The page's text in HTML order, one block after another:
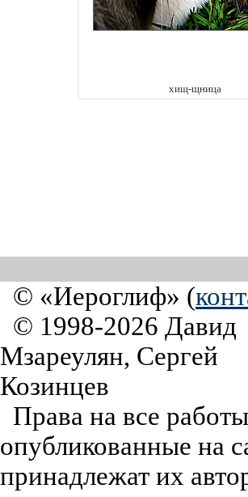
хищ-щница
© «Иероглиф» (
© 1998-2026 Давид
Мзареулян, Сергей
Козинцев
Права на все
опубликованные на
принадлежат их